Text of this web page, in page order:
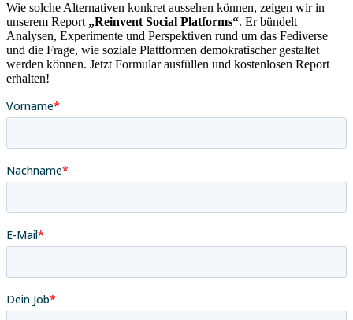
Wie solche Alternativen konkret aussehen können, zeigen wir in
unserem Report „Reinvent Social Platforms“. Er bündelt
Analysen, Experimente und Perspektiven rund um das Fediverse
und die Frage, wie soziale Plattformen demokratischer gestaltet
werden können. Jetzt Formular ausfüllen und kostenlosen Report
erhalten!